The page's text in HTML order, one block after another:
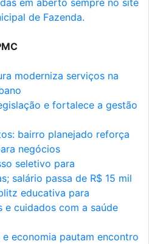
em aberto sempre no site
de Fazenda.
moderniza serviços na
e fortalece a gestão
bairro planejado reforça
negócios
seletivo para
salário passa de R$ 15 mil
educativa para
e cuidados com a saúde
economia pautam encontro